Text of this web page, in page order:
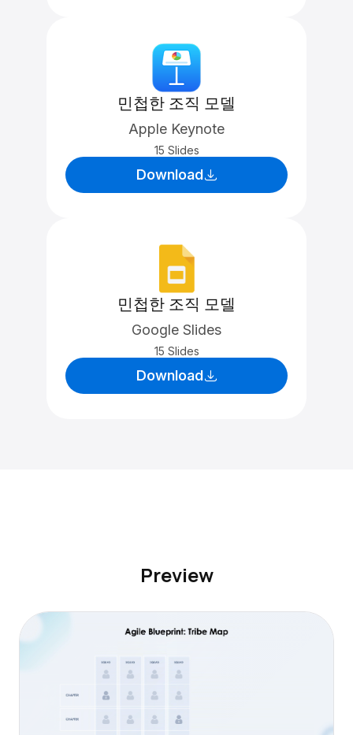
민첩한 조직 모델
Apple Keynote
15 Slides
Download
민첩한 조직 모델
Google Slides
15 Slides
Download
Preview